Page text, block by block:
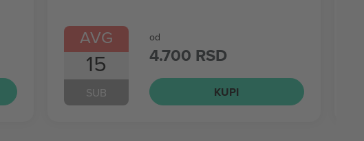
AVG
15
SUB
od
4.700 RSD
KUPI